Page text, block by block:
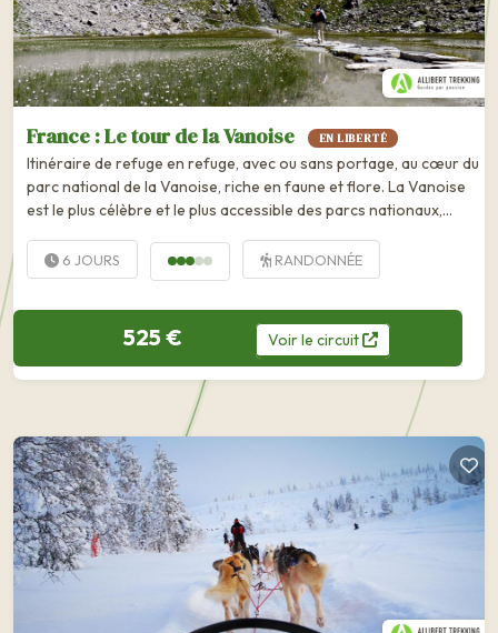
France : Le tour de la Vanoise EN LIBERTÉ
Itinéraire de refuge en refuge, avec ou sans portage, au cœur du
parc national de la Vanoise, riche en faune et flore. La Vanoise
est le plus célèbre et le plus accessible des parcs nationaux,
6 JOURS RANDONNÉE
525 € Voirle circuit